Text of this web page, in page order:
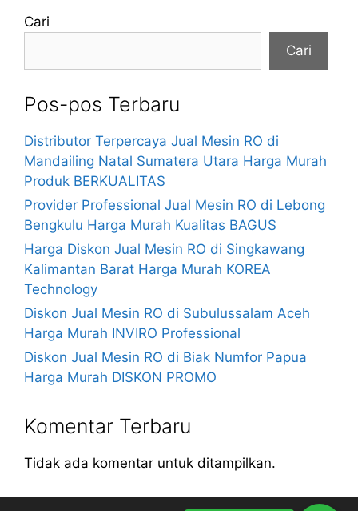
Cari
Cari
Pos-pos Terbaru
Distributor Terpercaya Jual Mesin RO di
Mandailing Natal Sumatera Utara Harga Murah
Produk BERKUALITAS
Provider Professional Jual Mesin RO di Lebong
Bengkulu Harga Murah Kualitas BAGUS
Harga Diskon Jual Mesin RO di Singkawang
Kalimantan Barat Harga Murah KOREA
Technology
Diskon Jual Mesin RO di Subulussalam Aceh
Harga Murah INVIRO Professional
Diskon Jual Mesin RO di Biak Numfor Papua
Harga Murah DISKON PROMO
Komentar Terbaru
Tidak ada komentar untuk ditampilkan.